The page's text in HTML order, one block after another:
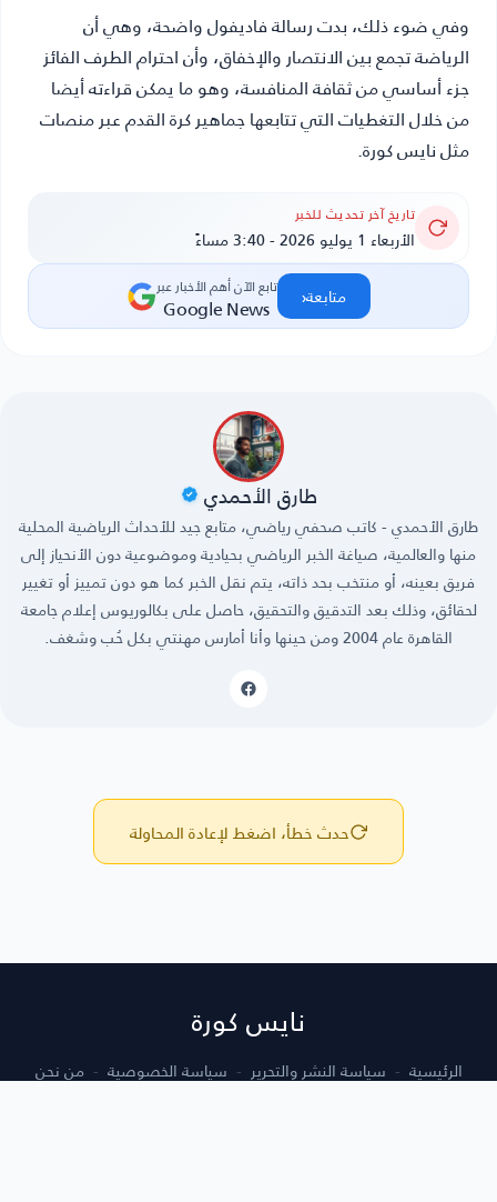
وفي ضوء ذلك، بدت رسالة فاديفول واضحة، وهي أن
الرياضة تجمع بين الانتصار والإخفاق، وأن احترام الطرف الفائز
جزء أساسي من ثقافة المنافسة، وهو ما يمكن قراءته أيضا
من خلال التغطيات التي تتابعها جماهير كرة القدم عبر منصات
مثل نايس كورة.
تاريخ آخر تحديث للخبر
الأربعاء 1 يوليو 2026 - 3:40 مساءً
تابع الآن أهم الأخبار عبر
Google News متابعة‹
طارق الأحمدي
طارق الأحمدي - كاتب صحفي رياضي، متابع جيد للأحداث الرياضية المحلية
منها والعالمية، صياغة الخبر الرياضي بحيادية وموضوعية دون الأنحياز إلى
فريق بعينه، أو منتخب بحد ذاته، يتم نقل الخبر كما هو دون تمييز أو تغيير
لحقائق، وذلك بعد التدقيق والتحقيق، حاصل على بكالوريوس إعلام جامعة
القاهرة عام 2004 ومن حينها وأنا أمارس مهنتي بكل حُب وشغف.
حدث خطأ، اضغط لإعادة المحاولة
نايس كورة
الرئيسية سياسة النشر والتحرير سياسة الخصوصية
من نحن